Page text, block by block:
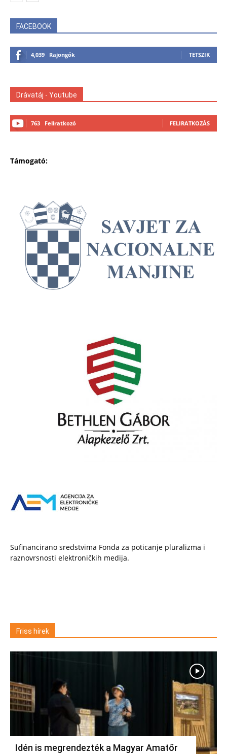
FACEBOOK
4,039 Rajongók TETSZIK
Drávatáj - Youtube
763 Feliratkozó FELIRATKOZÁS
Támogató:
Sufinancirano sredstvima Fonda za poticanje pluralizma i
raznovrsnosti elektroničkih medija.
Friss hírek
Idén is megrendezték a Magyar Amatőr